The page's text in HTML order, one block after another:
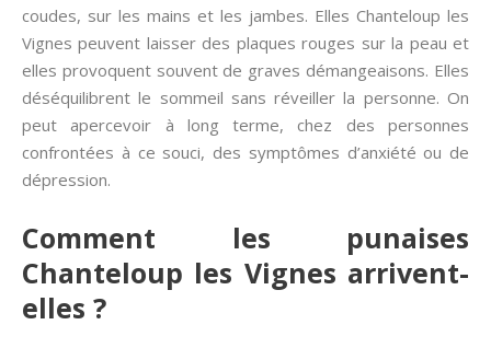
coudes, sur les mains et les jambes. Elles Chanteloup les
Vignes peuvent laisser des plaques rouges sur la peau et
elles provoquent souvent de graves démangeaisons. Elles
déséquilibrent le sommeil sans réveiller la personne. On
peut apercevoir à long terme, chez des personnes
confrontées à ce souci, des symptômes d’anxiété ou de
dépression.
Comment les punaises
Chanteloup les Vignes arrivent-
elles ?